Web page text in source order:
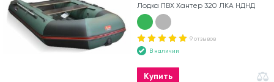
Лодка ПВХ Хантер 320 ЛКА НДНД
9 отзывов
В наличии
Купить